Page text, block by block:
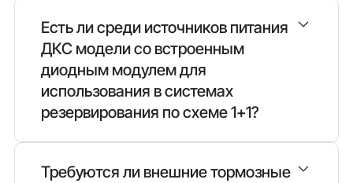
Есть ли среди источников питания
ДКС модели со встроенным
диодным модулем для
использования в системах
резервирования по схеме 1+1?
Требуются ли внешние тормозные